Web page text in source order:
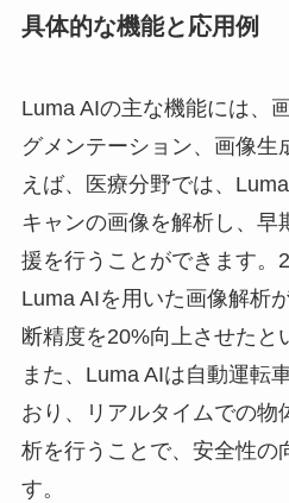
具体的な機能と応用例
Luma AIの主な機能には、
グメンテーション、画像生
えば、医療分野では、
キャンの画像を解析し、早
援を行うことができます。
Luma AIを用いた画像解析
断精度を20%向上させたと
また、Luma AIは自動運転
おり、リアルタイムでの物
析を行うことで、安全性の
す。